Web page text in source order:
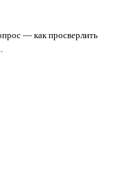
— как просверлить